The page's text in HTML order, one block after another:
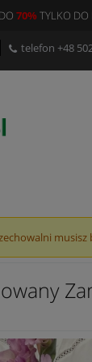
70%TYLKO DO
telefon +48
musisz